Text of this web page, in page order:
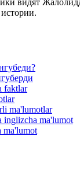
видят
faktlar
ma'lumotlar
inglizcha ma'lumot
ma'lumot